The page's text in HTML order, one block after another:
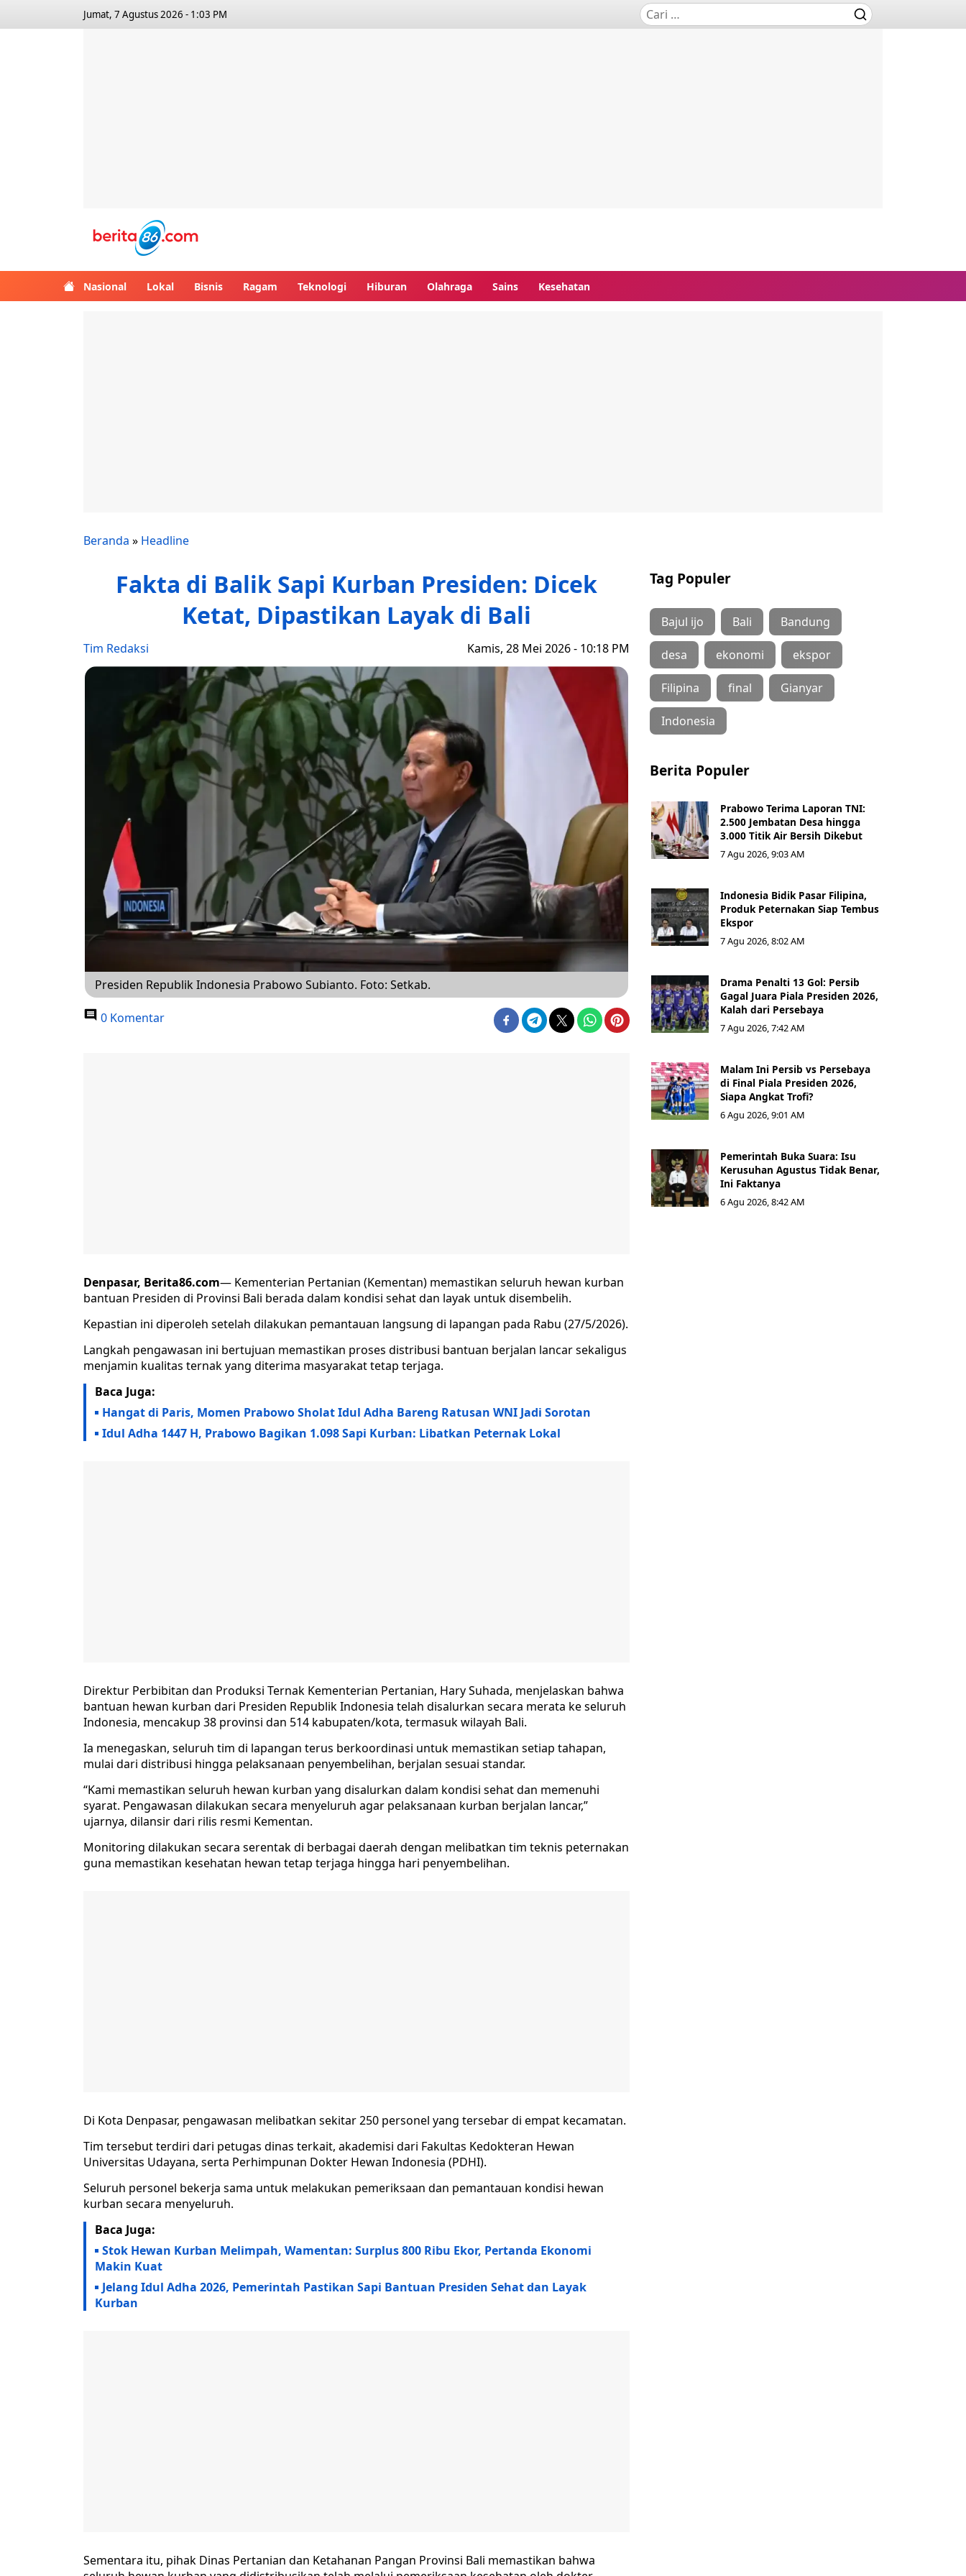
Jumat, 7 Agustus 2026 - 1:03 PM
Nasional Lokal Bisnis Ragam Teknologi Hiburan Olahraga Sains Kesehatan
Beranda » Headline
Fakta di Balik Sapi Kurban Presiden: Dicek
Ketat, Dipastikan Layak di Bali
Tim Redaksi Kamis, 28 Mei 2026 - 10:18 PM
Presiden Republik Indonesia Prabowo Subianto. Foto: Setkab.
0 Komentar
Denpasar, Berita86.com— Kementerian Pertanian (Kementan) memastikan seluruh hewan kurban
bantuan Presiden di Provinsi Bali berada dalam kondisi sehat dan layak untuk disembelih.
Kepastian ini diperoleh setelah dilakukan pemantauan langsung di lapangan pada Rabu (27/5/2026).
Langkah pengawasan ini bertujuan memastikan proses distribusi bantuan berjalan lancar sekaligus
menjamin kualitas ternak yang diterima masyarakat tetap terjaga.
Baca Juga:
Hangat di Paris, Momen Prabowo Sholat Idul Adha Bareng Ratusan WNI Jadi Sorotan
Idul Adha 1447 H, Prabowo Bagikan 1.098 Sapi Kurban: Libatkan Peternak Lokal
Direktur Perbibitan dan Produksi Ternak Kementerian Pertanian, Hary Suhada, menjelaskan bahwa
bantuan hewan kurban dari Presiden Republik Indonesia telah disalurkan secara merata ke seluruh
Indonesia, mencakup 38 provinsi dan 514 kabupaten/kota, termasuk wilayah Bali.
Ia menegaskan, seluruh tim di lapangan terus berkoordinasi untuk memastikan setiap tahapan,
mulai dari distribusi hingga pelaksanaan penyembelihan, berjalan sesuai standar.
“Kami memastikan seluruh hewan kurban yang disalurkan dalam kondisi sehat dan memenuhi
syarat. Pengawasan dilakukan secara menyeluruh agar pelaksanaan kurban berjalan lancar,”
ujarnya, dilansir dari rilis resmi Kementan.
Monitoring dilakukan secara serentak di berbagai daerah dengan melibatkan tim teknis peternakan
guna memastikan kesehatan hewan tetap terjaga hingga hari penyembelihan.
Di Kota Denpasar, pengawasan melibatkan sekitar 250 personel yang tersebar di empat kecamatan.
Tim tersebut terdiri dari petugas dinas terkait, akademisi dari Fakultas Kedokteran Hewan
Universitas Udayana, serta Perhimpunan Dokter Hewan Indonesia (PDHI).
Seluruh personel bekerja sama untuk melakukan pemeriksaan dan pemantauan kondisi hewan
kurban secara menyeluruh.
Baca Juga:
Stok Hewan Kurban Melimpah, Wamentan: Surplus 800 Ribu Ekor, Pertanda Ekonomi
Makin Kuat
Jelang Idul Adha 2026, Pemerintah Pastikan Sapi Bantuan Presiden Sehat dan Layak
Kurban
Sementara itu, pihak Dinas Pertanian dan Ketahanan Pangan Provinsi Bali memastikan bahwa
Tag Populer
Bajul ijo Bali Bandung
desa ekonomi ekspor
Filipina final Gianyar
Indonesia
Berita Populer
Prabowo Terima Laporan TNI:
2.500 Jembatan Desa hingga
3.000 Titik Air Bersih Dikebut
7 Agu 2026, 9:03 AM
Indonesia Bidik Pasar Filipina,
Produk Peternakan Siap Tembus
Ekspor
7 Agu 2026, 8:02 AM
Drama Penalti 13 Gol: Persib
Gagal Juara Piala Presiden 2026,
Kalah dari Persebaya
7 Agu 2026, 7:42 AM
Malam Ini Persib vs Persebaya
di Final Piala Presiden 2026,
Siapa Angkat Trofi?
6 Agu 2026, 9:01 AM
Pemerintah Buka Suara: Isu
Kerusuhan Agustus Tidak Benar,
Ini Faktanya
6 Agu 2026, 8:42 AM